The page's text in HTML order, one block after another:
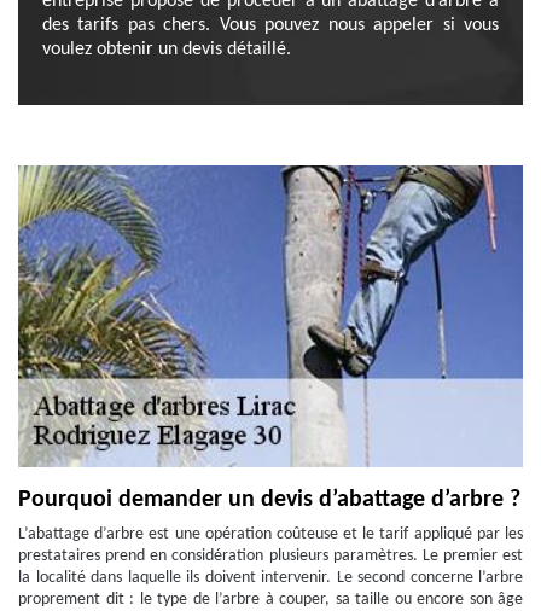
des tarifs pas chers. Vous pouvez nous appeler si vous
voulez obtenir un devis détaillé.
Pourquoi demander un devis d’abattage d’arbre ?
L’abattage d’arbre est une opération coûteuse et le tarif appliqué par les
prestataires prend en considération plusieurs paramètres. Le premier est
la localité dans laquelle ils doivent intervenir. Le second concerne l’arbre
proprement dit : le type de l’arbre à couper, sa taille ou encore son âge